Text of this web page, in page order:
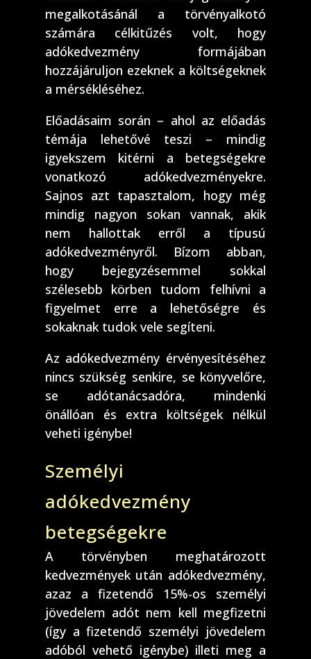
megalkotásánál a törvényalkotó
számára célkitűzés volt, hogy
adókedvezmény formájában
hozzájáruljon ezeknek a költségeknek
a mérsékléséhez.
Előadásaim során – ahol az előadás
témája lehetővé teszi – mindig
igyekszem kitérni a betegségekre
vonatkozó adókedvezményekre.
Sajnos azt tapasztalom, hogy még
mindig nagyon sokan vannak, akik
nem hallottak erről a típusú
adókedvezményről. Bízom abban,
hogy bejegyzésemmel sokkal
szélesebb körben tudom felhívni a
figyelmet erre a lehetőségre és
sokaknak tudok vele segíteni.
Az adókedvezmény érvényesítéséhez
nincs szükség senkire, se könyvelőre,
se adótanácsadóra, mindenki
önállóan és extra költségek nélkül
veheti igénybe!
Személyi
adókedvezmény
betegségekre
A törvényben meghatározott
kedvezmények után adókedvezmény,
azaz a fizetendő 15%-os személyi
jövedelem adót nem kell megfizetni
(így a fizetendő személyi jövedelem
adóból vehető igénybe) illeti meg a